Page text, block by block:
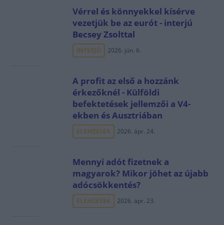
Vérrel és könnyekkel kísérve
vezetjük be az eurót - interjú
Becsey Zsolttal
INTERJÚ 2026. jún. 6.
A profit az első a hozzánk
érkezőknél - Külföldi
befektetések jellemzői a V4-
ekben és Ausztriában
ELEMZÉSEK 2026. ápr. 24.
Mennyi adót fizetnek a
magyarok? Mikor jöhet az újabb
adócsökkentés?
ELEMZÉSEK 2026. ápr. 23.